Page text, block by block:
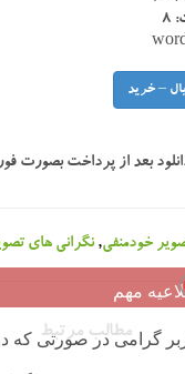
بعد از پرداخت بصورت
خودمنفی,نگرانی های
مطالب مرتبط
مهم
گرامی در صورتی که